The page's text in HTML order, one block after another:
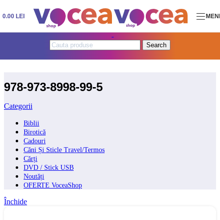
Skip to navigationSkip to main content
0.00 LEI
Search
978-973-8998-99-5
Categorii
Biblii
Birotică
Cadouri
Căni Și Sticle Travel/Termos
Cărți
DVD / Stick USB
Noutăți
OFERTE VoceaShop
Închide